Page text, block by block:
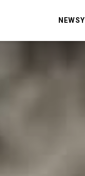
NEWSY